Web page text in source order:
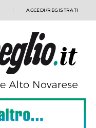
ACCEDI/REGISTRATI